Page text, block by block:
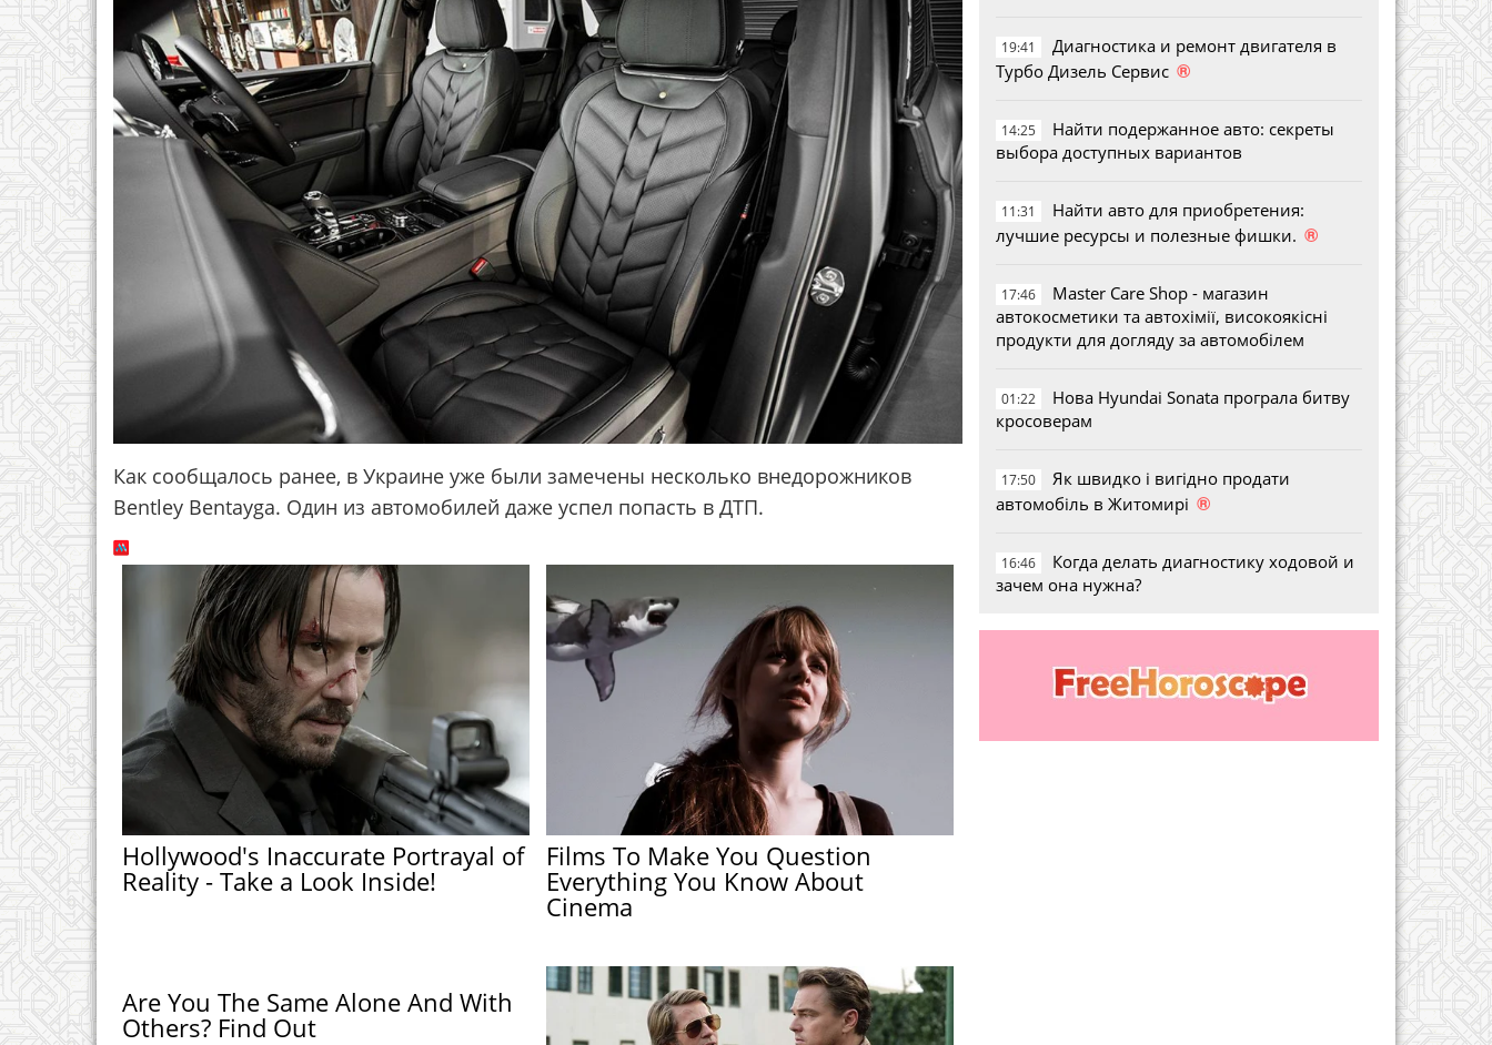
Как сообщалось ранее, в Украине уже были замечены несколько внедорожников
Bentley Bentayga. Один из автомобилей даже успел попасть в ДТП.
Hollywood's Inaccurate Portrayal of
Reality - Take a Look Inside!
Films To Make You Question
Everything You Know About
Cinema
Are You The Same Alone And With
Others? Find Out
19:41
Диагностика и ремонт двигателя в
Турбо Дизель Сервис ®
14:25
Найти подержанное авто: секреты
выбора доступных вариантов
11:31
Найти авто для приобретения:
лучшие ресурсы и полезные фишки. ®
17:46
Master Care Shop - магазин
автокосметики та автохімії, високоякісні
продукти для догляду за автомобілем
01:22
Нова Hyundai Sonata програла битву
кросоверам
17:50
Як швидко і вигідно продати
автомобіль в Житомирі ®
16:46
Когда делать диагностику ходовой и
зачем она нужна?